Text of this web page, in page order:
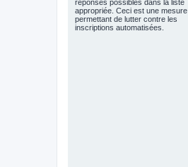
réponses possibles dans la liste
appropriée. Ceci est une mesure
permettant de lutter contre les
inscriptions automatisées.